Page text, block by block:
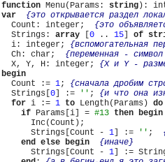
function Menu(Params: string):
var
{это открывается раздел
  Count: integer;
{это
  Strings:
array [ 0 .. 15] of
  i: integer;
{вспомогательная
  Ch: char;
{переменная -
  X, Y, H: integer;
{X и Y -
begin
  Count :=
1; {сначала дробим
  Strings[
0] := '' ; {и что она
for i := 1 to Length(Params) do
if Params[i] = #13 then begin
      Strings[Count -
1] := '' ;
end else begin
{иначе}
      Strings[Count -
1] :=